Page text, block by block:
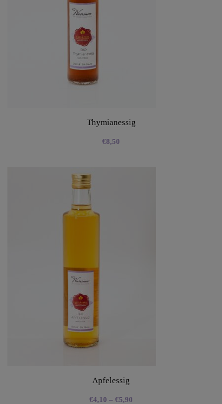
Thymianessig
€8,50
Apfelessig
€4,10 – €5,90